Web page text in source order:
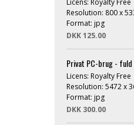
Licens: Royalty Free
Resolution: 800 x
Format: jpg
DKK 125.00
Privat PC-brug -
Licens: Royalty Free
Resolution: 5472 x
Format: jpg
DKK 300.00